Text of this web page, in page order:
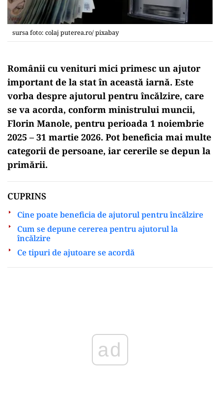
sursa foto: colaj puterea.ro/ pixabay
Românii cu venituri mici primesc un ajutor
important de la stat în această iarnă. Este
vorba despre ajutorul pentru încălzire, care
se va acorda, conform ministrului muncii,
Florin Manole, pentru perioada 1 noiembrie
2025 – 31 martie 2026. Pot beneficia mai multe
categorii de persoane, iar cererile se depun la
primării.
CUPRINS
Cine poate beneficia de ajutorul pentru încălzire
Cum se depune cererea pentru ajutorul la
încălzire
Ce tipuri de ajutoare se acordă